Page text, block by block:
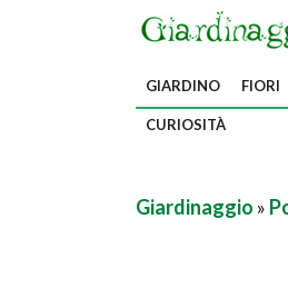
GIARDINO FIORI
CURIOSITÀ
Giardinaggio »